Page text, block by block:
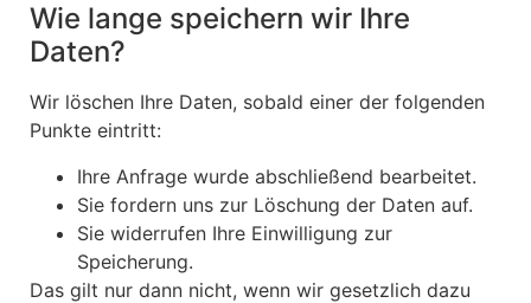
Wie lange speichern wir Ihre
Daten?
Wir löschen Ihre Daten, sobald einer der folgenden
Punkte eintritt:
Ihre Anfrage wurde abschließend bearbeitet.
Sie fordern uns zur Löschung der Daten auf.
Sie widerrufen Ihre Einwilligung zur
Speicherung.
Das gilt nur dann nicht, wenn wir gesetzlich dazu